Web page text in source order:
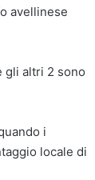
avellinese
gli altri 2 sono
i
locale di